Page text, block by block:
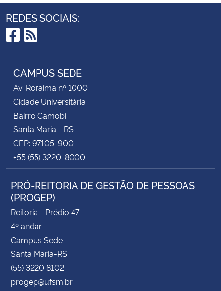
REDES SOCIAIS:
Facebook
RSS
CAMPUS SEDE
Av. Roraima nº 1000
Cidade Universitária
Bairro Camobi
Santa Maria - RS
CEP: 97105-900
+55 (55) 3220-8000
PRÓ-REITORIA DE GESTÃO DE PESSOAS
(PROGEP)
Reitoria - Prédio 47
4º andar
Campus Sede
Santa Maria-RS
(55) 3220 8102
progep@ufsm.br